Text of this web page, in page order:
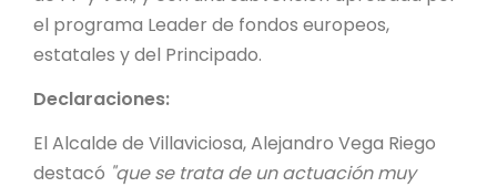
el programa Leader de fondos europeos,
estatales y del Principado.
Declaraciones:
El Alcalde de Villaviciosa, Alejandro Vega Riego
destacó "que se trata de un actuación muy